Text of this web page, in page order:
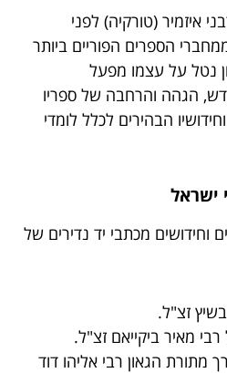
איזמיר (טורקיה) לפני
הספרים הפוריים ביותר
נטל על עצמו מפעל
הגהה והרחבה של ספריו
הבהירים לכלל לומדי
ישראל
וחידושים מכתבי יד נדירים של
זצ"ל.
מאיר ביקייאם זצ"ל.
מתורת הגאון רבי אליהו דוד